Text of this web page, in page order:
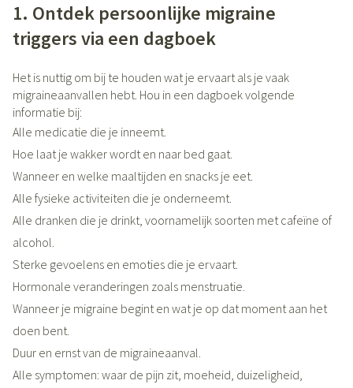
1. Ontdek persoonlijke migraine
triggers via een dagboek
Het is nuttig om bij te houden wat je ervaart als je vaak
migraineaanvallen hebt. Hou in een dagboek volgende
informatie bij:
Alle medicatie die je inneemt.
Hoe laat je wakker wordt en naar bed gaat.
Wanneer en welke maaltijden en snacks je eet.
Alle fysieke activiteiten die je onderneemt.
Alle dranken die je drinkt, voornamelijk soorten met cafeïne of
alcohol.
Sterke gevoelens en emoties die je ervaart.
Hormonale veranderingen zoals menstruatie.
Wanneer je migraine begint en wat je op dat moment aan het
doen bent.
Duur en ernst van de migraineaanval.
Alle symptomen: waar de pijn zit, moeheid, duizeligheid,